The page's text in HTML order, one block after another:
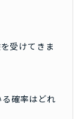
受けてきま
確率はどれ